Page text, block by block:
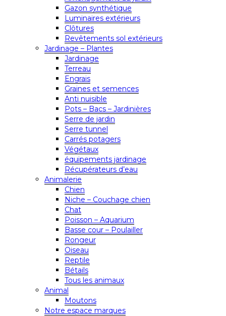
Gazon synthétique
Luminaires extérieurs
Clôtures
Revêtements sol extérieurs
Jardinage – Plantes
Jardinage
Terreau
Engrais
Graines et semences
Anti nuisible
Pots – Bacs – Jardinières
Serre de jardin
Serre tunnel
Carrés potagers
Végétaux
équipements jardinage
Récupérateurs d’eau
Animalerie
Chien
Niche – Couchage chien
Chat
Poisson – Aquarium
Basse cour – Poulailler
Rongeur
Oiseau
Reptile
Bétails
Tous les animaux
Animal
Moutons
Notre espace marques